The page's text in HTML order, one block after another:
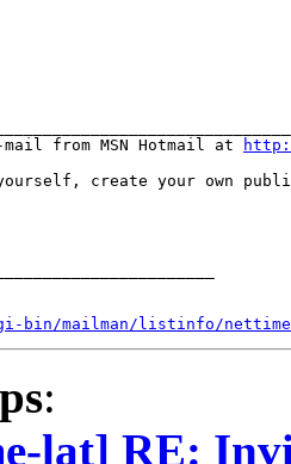
from MSN Hotmail at
bin/mailman/listinfo/
:
lat] RE: